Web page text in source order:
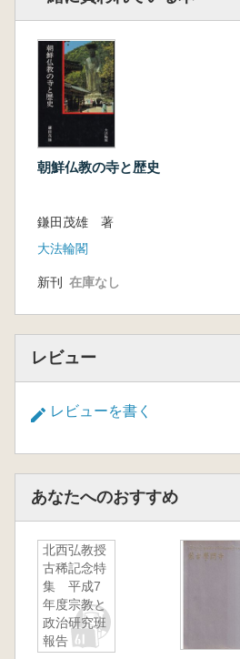
朝鮮仏教の寺と歴史
鎌田茂雄 著
大法輪閣
新刊 在庫なし
レビュー
レビューを書く
あなたへのおすすめ
北西弘教授
古稀記念特
集 平成7
年度宗教と
政治研究班
報告